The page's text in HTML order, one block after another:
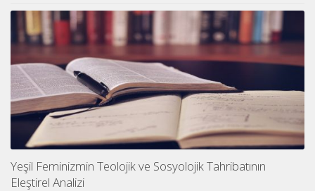
Yeşil Feminizmin Teolojik ve Sosyolojik Tahribatının
Eleştirel Analizi